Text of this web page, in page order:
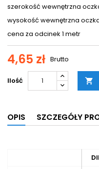
szerokość wewnętrzna
wysokość wewnętrzna
cena za odcinek 1 metr
4,65 zł Brutto
Ilość 
OPIS SZCZEGÓŁY